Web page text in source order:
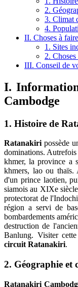
2.
3. Climat
4.
II. Choses à
1. Sites
2.
III. Conseil de
I.
Cambodge
1. Histoire de
Ratanakiri possède
dominations.
khmer, la province a
khmers, lao ou
d'un prince laotien,
siamois au XIXe
protectorat de
région a servi de
bombardements
destruction de
Banlung. Visiter
circuit Ratanakiri.
2. Géographie et
Ratanakiri